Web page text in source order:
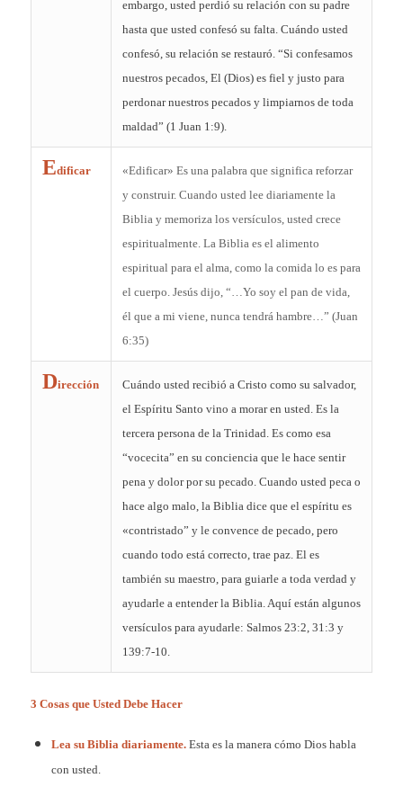
embargo, usted perdió su relación con su padre
hasta que usted confesó su falta. Cuándo usted
confesó, su relación se restauró. “Si confesamos
nuestros pecados, El (Dios) es fiel y justo para
perdonar nuestros pecados y limpiarnos de toda
maldad” (1 Juan 1:9).
Edificar
«Edificar» Es una palabra que significa reforzar
y construir. Cuando usted lee diariamente la
Biblia y memoriza los versículos, usted crece
espiritualmente. La Biblia es el alimento
espiritual para el alma, como la comida lo es para
el cuerpo. Jesús dijo, “…Yo soy el pan de vida,
él que a mi viene, nunca tendrá hambre…” (Juan
6:35)
Dirección
Cuándo usted recibió a Cristo como su salvador,
el Espíritu Santo vino a morar en usted. Es la
tercera persona de la Trinidad. Es como esa
“vocecita” en su conciencia que le hace sentir
pena y dolor por su pecado. Cuando usted peca o
hace algo malo, la Biblia dice que el espíritu es
«contristado” y le convence de pecado, pero
cuando todo está correcto, trae paz. El es
también su maestro, para guiarle a toda verdad y
ayudarle a entender la Biblia. Aquí están algunos
versículos para ayudarle: Salmos 23:2, 31:3 y
139:7-10.
3 Cosas que Usted Debe Hacer
Lea su Biblia diariamente. Esta es la manera cómo Dios habla
con usted.